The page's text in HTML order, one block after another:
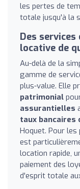
les pertes de
totale jusqu'à la
Des
locative de
Au-delà de la
gamme de
plus-value. Elle
patrimonial
assurantielles
taux
Hoquet. Pour
est
location rapide,
paiement des
d'esprit totale